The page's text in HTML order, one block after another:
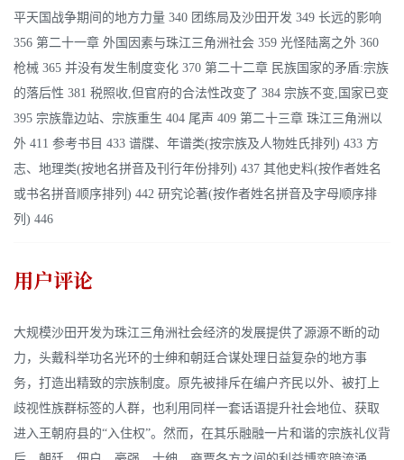
平天国战争期间的地方力量 340 团练局及沙田开发 349 长远的影响
356 第二十一章 外国因素与珠江三角洲社会 359 光怪陆离之外 360
枪械 365 并没有发生制度变化 370 第二十二章 民族国家的矛盾:宗族
的落后性 381 税照收,但官府的合法性改变了 384 宗族不变,国家已变
395 宗族靠边站、宗族重生 404 尾声 409 第二十三章 珠江三角洲以
外 411 参考书目 433 谱牒、年谱类(按宗族及人物姓氏排列) 433 方
志、地理类(按地名拼音及刊行年份排列) 437 其他史料(按作者姓名
或书名拼音顺序排列) 442 研究论著(按作者姓名拼音及字母顺序排
列) 446
用户评论
大规模沙田开发为珠江三角洲社会经济的发展提供了源源不断的动
力，头戴科举功名光环的士绅和朝廷合谋处理日益复杂的地方事
务，打造出精致的宗族制度。原先被排斥在编户齐民以外、被打上
歧视性族群标签的人群，也利用同样一套话语提升社会地位、获取
进入王朝府县的“入住权”。然而，在其乐融融一片和谐的宗族礼仪背